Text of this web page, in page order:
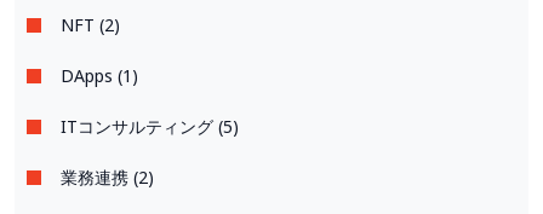
NFT (2)
DApps (1)
ITコンサルティング (5)
業務連携 (2)